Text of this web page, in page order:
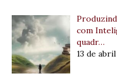
com
quadr…
13 de